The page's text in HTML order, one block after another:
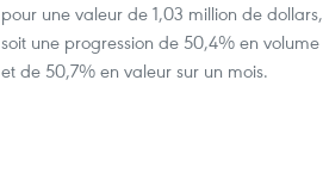
pour une valeur de 1,03 million de dollars,
soit une progression de 50,4% en volume
et de 50,7% en valeur sur un mois.